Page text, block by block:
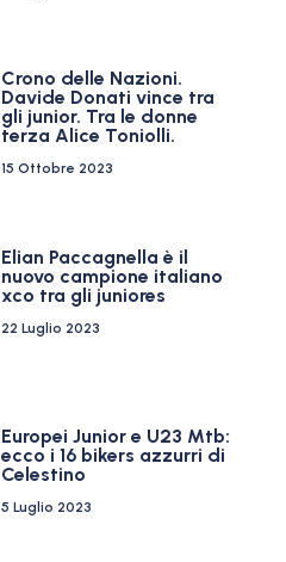
Crono delle Nazioni.
Davide Donati vince tra
gli junior. Tra le donne
terza Alice Toniolli.
15 Ottobre 2023
Elian Paccagnella è il
nuovo campione italiano
xco tra gli juniores
22 Luglio 2023
Europei Junior e U23 Mtb:
ecco i 16 bikers azzurri di
Celestino
5 Luglio 2023